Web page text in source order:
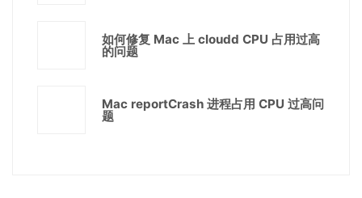
如何修复 Mac 上 cloudd CPU 占用过高
的问题
Mac reportCrash 进程占用 CPU 过高问
题